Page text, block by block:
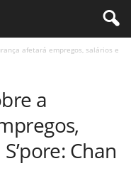
afetará empregos, salários e
a
Chan